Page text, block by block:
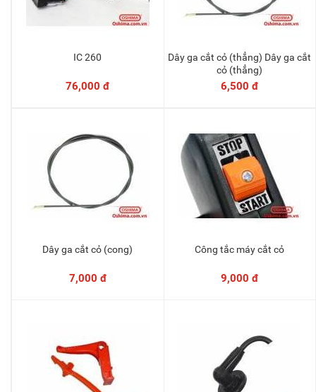
Thêm vào giỏ
IC 260
76,000 đ
Thêm vào giỏ
Dây ga cắt cỏ (thẳng) Dây ga cắt
cỏ (thẳng)
6,500 đ
Thêm vào giỏ
Dây ga cắt cỏ (cong)
7,000 đ
Thêm vào giỏ
Công tắc máy cắt cỏ
9,000 đ